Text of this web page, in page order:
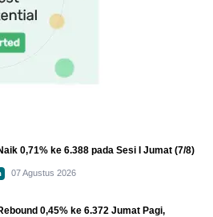
0,71% ke 6.388 pada Sesi I Jumat (7/8)
07 Agustus 2026
0,45% ke 6.372 Jumat Pagi,